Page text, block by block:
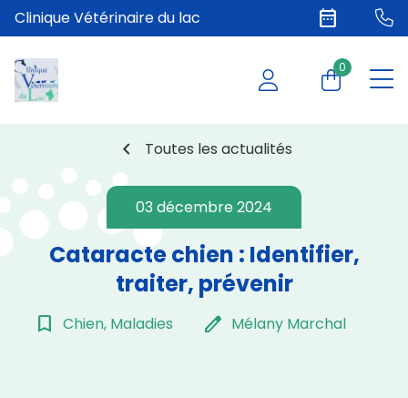
Clinique Vétérinaire du lac date_range
0
chevron_left Toutes les actualités
03 décembre 2024
Cataracte chien : Identifier,
traiter, prévenir
bookmark_border Chien, Maladies edit Mélany Marchal